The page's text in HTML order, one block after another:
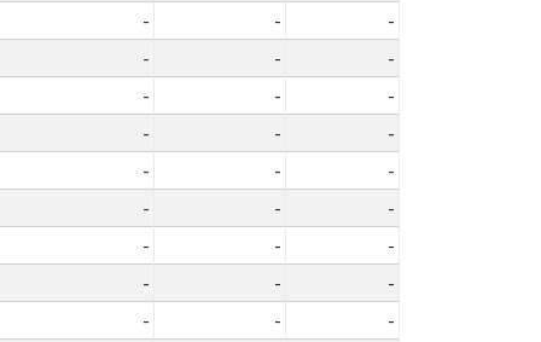
- -
-
- -
-
- -
-
- -
-
- -
-
- -
-
- -
-
- -
-
- -
-